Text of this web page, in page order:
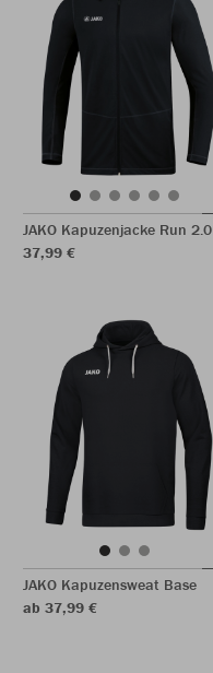
JAKO Kapuzenjacke Run 2.0
37,99 €
JAKO Kapuzensweat Base
ab 37,99 €